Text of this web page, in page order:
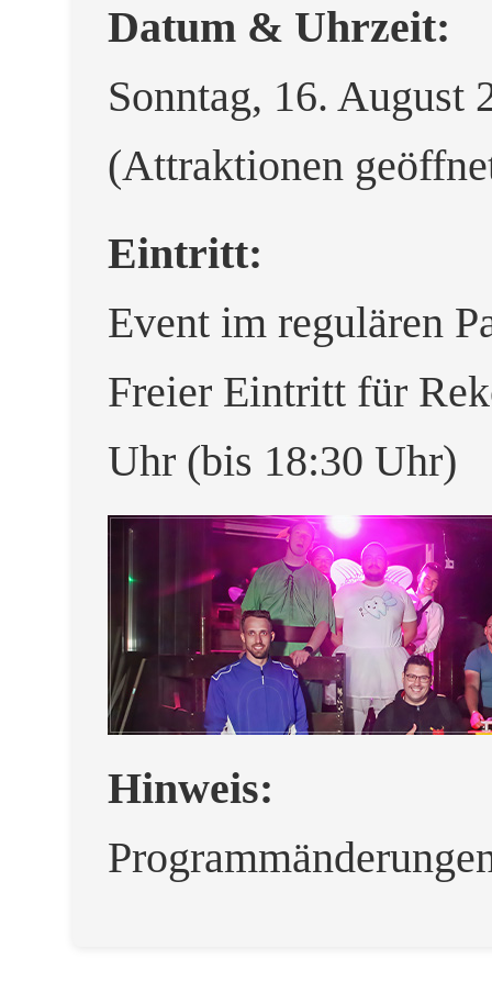
Datum & Uhrzeit:
Sonntag, 16. August
(Attraktionen
Eintritt:
Event im regulären
Freier Eintritt für
Uhr (bis 18:30 Uhr)
Hinweis: